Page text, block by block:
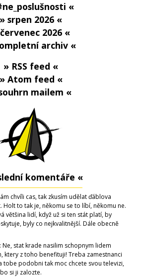
«
» srpen 2026 «
2026 «
archiv «
» RSS feed «
» Atom feed «
mailem «
komentáře «
chvíli cas, tak zkusím udělat ďáblova
Holt to tak je, někomu se to líbí, někomu ne.
většina lidí, když už si ten stát platí, by
byly co nejkvalitnější. Dále obecně
: Ne, stat krade nasilim schopnym lidem
ktery z toho benefituji! Treba zamestnanci
tobe podobni tak moc chcete svou televizi,
si ji zalozte.